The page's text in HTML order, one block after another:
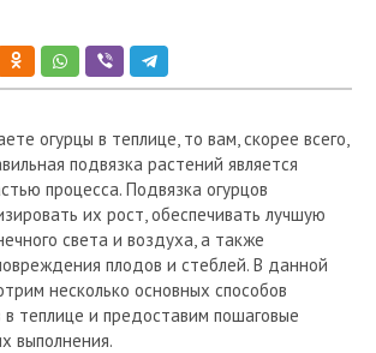
огурцы в теплице, то вам, скорее всего,
подвязка растений является
процесса. Подвязка огурцов
их рост, обеспечивать лучшую
света и воздуха, а также
плодов и стеблей. В данной
несколько основных способов
в теплице и предоставим пошаговые
выполнения.